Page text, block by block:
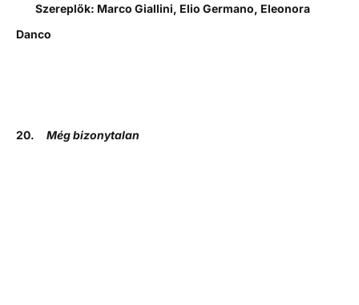
Szereplők: Marco Giallini, Elio Germano, Eleonora
Danco
20. Még bizonytalan